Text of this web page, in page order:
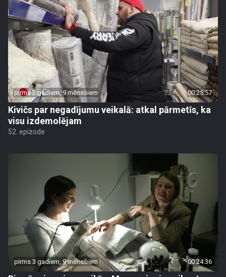
pirms 3 gadiem, 9 mēnešiem 00:25:57
Kivičs par negadījumu veikalā: atkal pārmetīs, ka
visu izdemolējam
52. epizode
pirms 3 gadiem, 9 mēnešiem 00:24:36